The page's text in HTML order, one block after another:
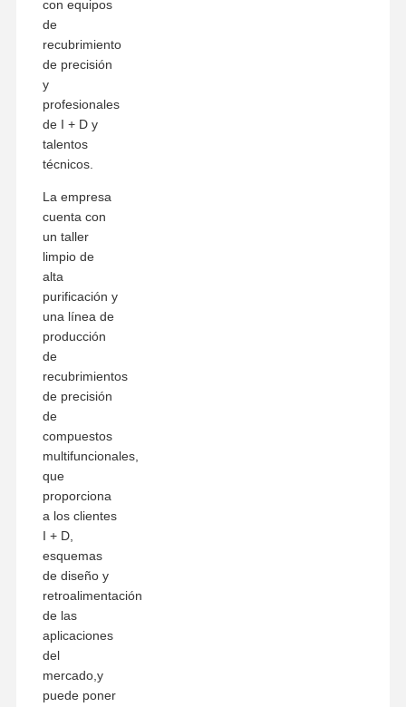
con equipos
de
recubrimiento
de precisión
y
profesionales
de I + D y
talentos
técnicos.
La empresa
cuenta con
un taller
limpio de
alta
purificación y
una línea de
producción
de
recubrimientos
de precisión
de
compuestos
multifuncionales,
que
proporciona
a los clientes
I + D,
esquemas
de diseño y
retroalimentación
de las
aplicaciones
del
mercado,y
puede poner